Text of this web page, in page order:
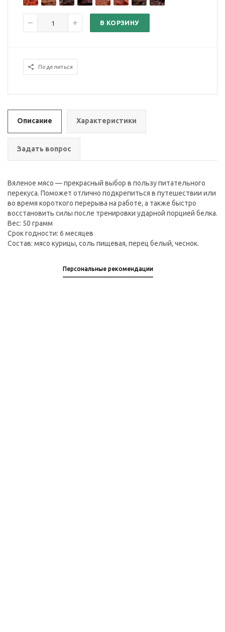
В КОРЗИНУ
Поделиться
Описание Характеристики
Задать вопрос
Вяленое мясо — прекрасный выбор в пользу питательного
перекуса. Поможет отлично подкрепиться в путешествии или
во время короткого перерыва на работе, а также быстро
восстановить силы после тренировки ударной порцией белка.
Вес: 50 грамм
Срок годности: 6 месяцев
Состав: мясо курицы, соль пищевая, перец белый, чеснок.
Персональные рекомендации